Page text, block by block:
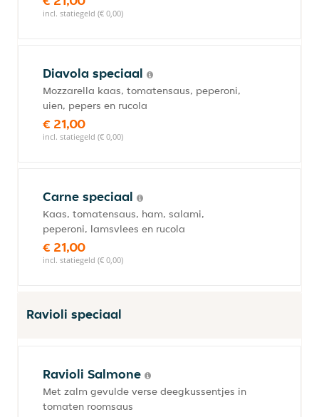
incl. statiegeld (€ 0,00)
Diavola speciaal
Mozzarella kaas, tomatensaus, peperoni,
uien, pepers en rucola
€ 21,00
incl. statiegeld (€ 0,00)
Carne speciaal
Kaas, tomatensaus, ham, salami,
peperoni, lamsvlees en rucola
€ 21,00
incl. statiegeld (€ 0,00)
Ravioli speciaal
Ravioli Salmone
Met zalm gevulde verse deegkussentjes in
tomaten roomsaus